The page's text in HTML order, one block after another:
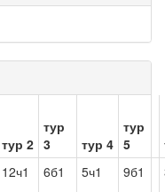
тур 2
тур
3
тур 4
тур
5
12ч1 6б1 5ч1 9б1